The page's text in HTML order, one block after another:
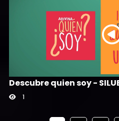
Descubre quien soy -
1